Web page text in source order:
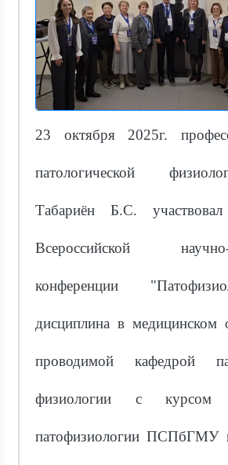
23 октября 2025г.
патологической
Табариён Б.С.
Всероссийской научно-
конференции
дисциплина в медицинском
проводимой кафедрой
физиологии с курсом
патофизиологии ПСПбГМУ